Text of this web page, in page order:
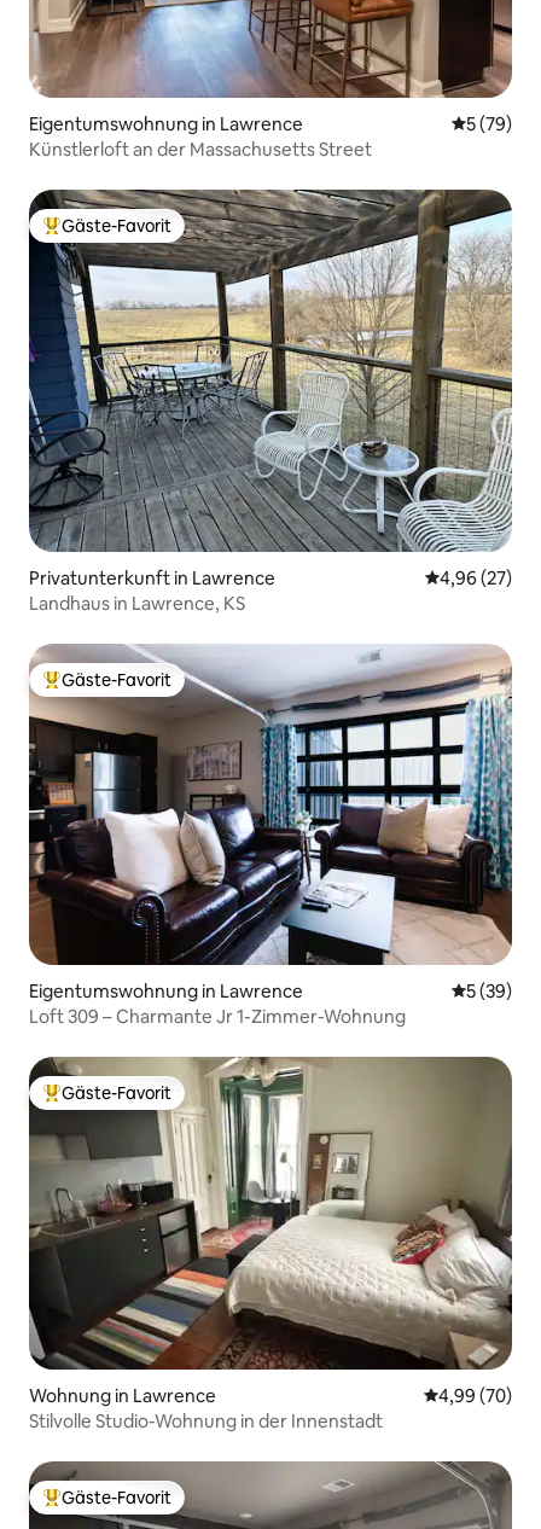
Eigentumswohnung in Lawrence
5 (79)
Künstlerloft an der Massachusetts Street
Beliebter Gäste-Favorit.
Gäste-Favorit
Privatunterkunft in Lawrence
4,96 (27)
Landhaus in Lawrence, KS
Beliebter Gäste-Favorit.
Gäste-Favorit
Eigentumswohnung in Lawrence
5 (39)
Loft 309 – Charmante Jr 1-Zimmer-Wohnung
Beliebter Gäste-Favorit.
Gäste-Favorit
Wohnung in Lawrence
4,99 (70)
Stilvolle Studio-Wohnung in der Innenstadt
Beliebter Gäste-Favorit.
Gäste-Favorit